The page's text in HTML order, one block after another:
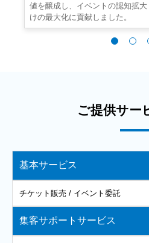
値を醸成し、イベントの認知拡
けの最大化に貢献しました。
ご提供サー
基本サービス
チケット販売 / イベント委託
集客サポートサービス